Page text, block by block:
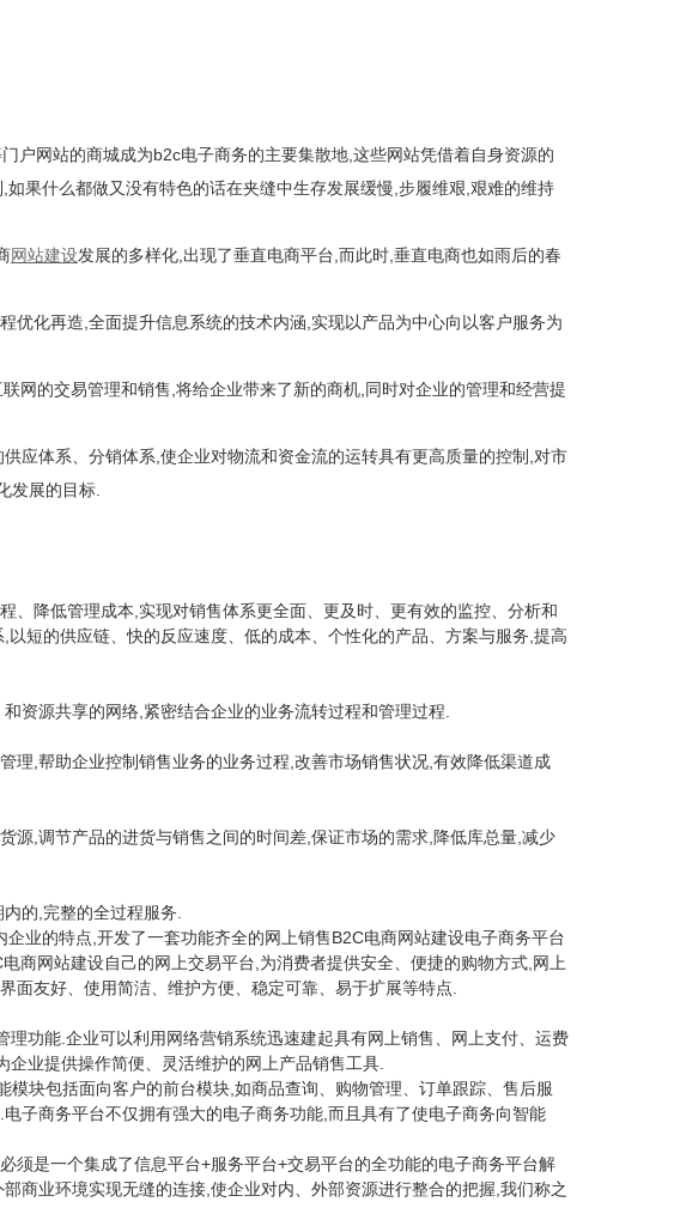
网站的商城成为b2c电子商务的主要集散地,这些网站凭借着自身资源的
果什么都做又没有特色的话在夹缝中生存发展缓慢,步履维艰,艰难的维持
网站建设发展的多样化,出现了垂直电商平台,而此时,垂直电商也如雨后的春
优化再造,全面提升信息系统的技术内涵,实现以产品为中心向以客户服务为
网的交易管理和销售,将给企业带来了新的商机,同时对企业的管理和经营提
应体系、分销体系,使企业对物流和资金流的运转具有更高质量的控制,对市
发展的目标.
、降低管理成本,实现对销售体系更全面、更及时、更有效的监控、分析和
,以短的供应链、快的反应速度、低的成本、个性化的产品、方案与服务,提高
资源共享的网络,紧密结合企业的业务流转过程和管理过程.
理,帮助企业控制销售业务的业务过程,改善市场销售状况,有效降低渠道成
源,调节产品的进货与销售之间的时间差,保证市场的需求,降低库总量,减少
的,完整的全过程服务.
企业的特点,开发了一套功能齐全的网上销售B2C电商网站建设电子商务平台
商网站建设自己的网上交易平台,为消费者提供安全、便捷的购物方式,网上
面友好、使用简洁、维护方便、稳定可靠、易于扩展等特点.
功能.企业可以利用网络营销系统迅速建起具有网上销售、网上支付、运费
业提供操作简便、灵活维护的网上产品销售工具.
块包括面向客户的前台模块,如商品查询、购物管理、订单跟踪、售后服
子商务平台不仅拥有强大的电子商务功能,而且具有了使电子商务向智能
须是一个集成了信息平台+服务平台+交易平台的全功能的电子商务平台解
商业环境实现无缝的连接,使企业对内、外部资源进行整合的把握,我们称之